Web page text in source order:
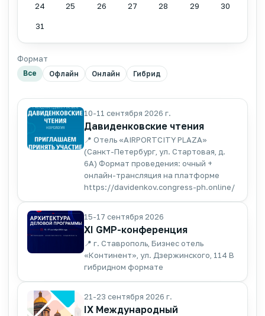
10-11 сентября 2026 г.
Давиденковские чтения
📍 Отель «AIRPORTCITY PLAZA»
(Санкт-Петербург, ул. Стартовая, д.
6А) Формат проведения: очный +
онлайн-трансляция на платформе
https://davidenkov.congress-ph.online/
15-17 сентября 2026
XI GMP-конференция
📍 г. Ставрополь, Бизнес отель
«Континент», ул. Дзержинского, 114 В
гибридном формате
21-23 сентября 2026 г.
IX Международный
24 25 26 27 28 29 30
31
Формат
Все Офлайн Онлайн Гибрид